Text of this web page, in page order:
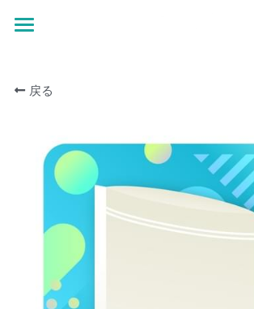
お問い合わせ
オンデマンド特設ペ
戻る